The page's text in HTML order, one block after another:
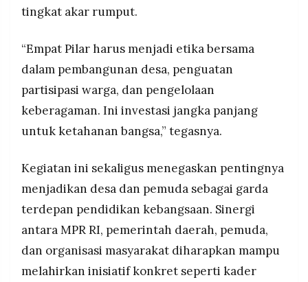
tingkat akar rumput.
“Empat Pilar harus menjadi etika bersama
dalam pembangunan desa, penguatan
partisipasi warga, dan pengelolaan
keberagaman. Ini investasi jangka panjang
untuk ketahanan bangsa,” tegasnya.
Kegiatan ini sekaligus menegaskan pentingnya
menjadikan desa dan pemuda sebagai garda
terdepan pendidikan kebangsaan. Sinergi
antara MPR RI, pemerintah daerah, pemuda,
dan organisasi masyarakat diharapkan mampu
melahirkan inisiatif konkret seperti kader